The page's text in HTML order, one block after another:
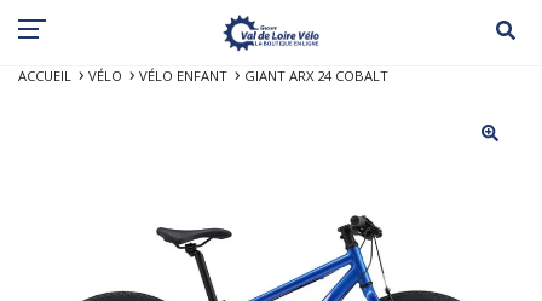
ACCUEIL VÉLO VÉLO ENFANT GIANT ARX 24 COBALT